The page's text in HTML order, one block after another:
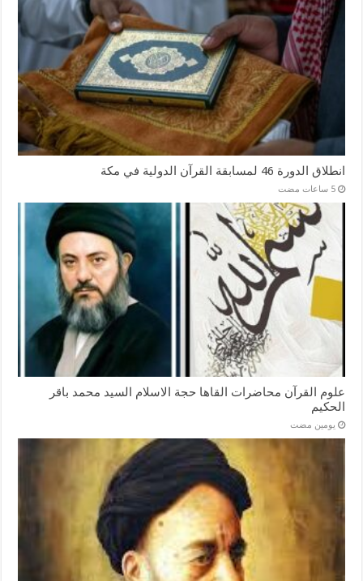
انطلاق الدورة 46 لمسابقة القرآن الدولية في مكة
‏5 ساعات مضت
علوم القرآن محاضرات القاها حجة الاسلام السيد محمد باقر
الحكيم
‏يومين مضت